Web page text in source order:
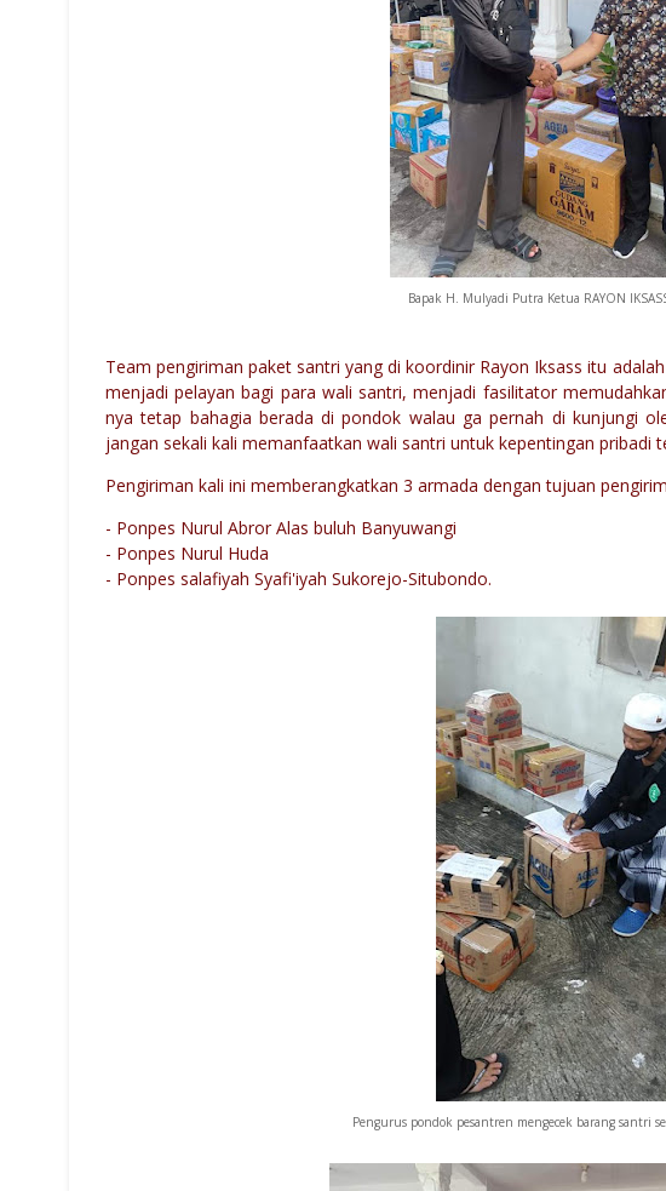
Bapak H. Mulyadi Putra Ketua RAYON
Team pengiriman paket santri yang di koordinir Rayon Iksass itu
menjadi pelayan bagi para wali santri, menjadi fasilitator
nya tetap bahagia berada di pondok walau ga pernah di kunjungi
jangan sekali kali memanfaatkan wali santri untuk kepentingan pribadi
Pengiriman kali ini memberangkatkan 3 armada dengan tujuan
- Ponpes Nurul Abror Alas buluh Banyuwangi
- Ponpes Nurul Huda
- Ponpes salafiyah Syafi'iyah Sukorejo-Situbondo.
Pengurus pondok pesantren mengecek barang santri